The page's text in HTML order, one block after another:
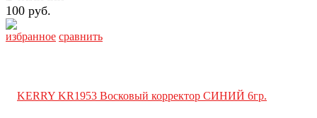
избранное сравнить
100 руб.